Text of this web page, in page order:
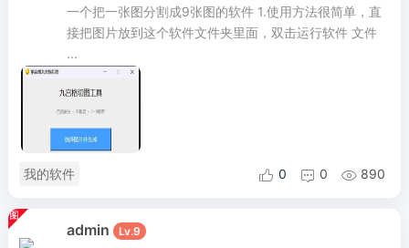
一个把一张图分割成9张图的软件 1.使用方法很简单，直
接把图片放到这个软件文件夹里面，双击运行软件 文件
...
我的软件  0  0  890
admin Lv.9